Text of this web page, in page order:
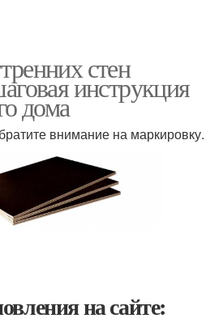
стен
инструкция
дома
внимание на маркировку.
на сайте: